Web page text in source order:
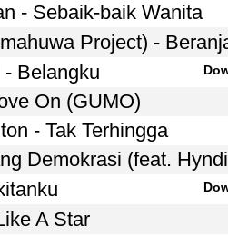
- Sebaik-baik Wanita
Project) -
Belangku
On (GUMO)
- Tak Terhingga
Demokrasi (feat.
A Star